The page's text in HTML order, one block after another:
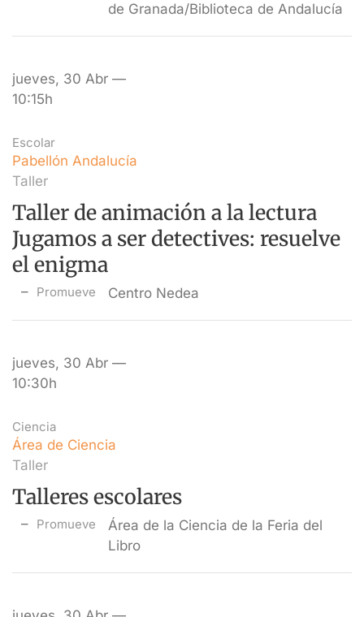
de Granada/Biblioteca de Andalucía
jueves, 30 Abr —
10:15h
Escolar
Pabellón Andalucía
Taller
Taller de animación a la lectura
Jugamos a ser detectives: resuelve
el enigma
Promueve Centro Nedea
jueves, 30 Abr —
10:30h
Ciencia
Área de Ciencia
Taller
Talleres escolares
Promueve
Área de la Ciencia de la Feria del
Libro